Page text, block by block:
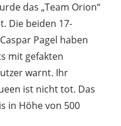
das „Team Orion“
Die beiden 17-
Pagel haben
mit gefakten
warnt. Ihr
ist nicht tot. Das
in Höhe von 500